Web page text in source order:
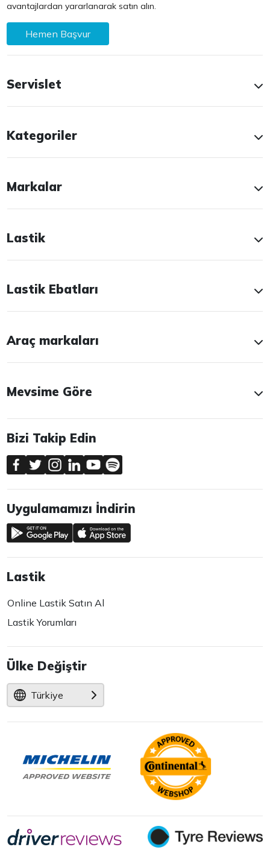
avantajlardan yararlanarak satın alın.
Hemen Başvur
Servislet
Kategoriler
Markalar
Lastik
Lastik Ebatları
Araç markaları
Mevsime Göre
Bizi Takip Edin
Uygulamamızı İndirin
Lastik
Online Lastik Satın Al
Lastik Yorumları
Ülke Değiştir
Türkiye